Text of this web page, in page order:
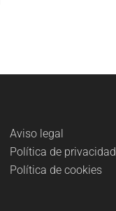
Aviso legal
Política de privacidad
Política de cookies